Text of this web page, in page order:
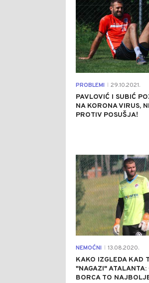
PROBLEMI 29.10.2021.
PAVLOVIĆ I SUBIĆ
NA KORONA VIRUS,
PROTIV POSUŠJA!
NEMOĆNI 13.08.2020.
KAKO IZGLEDA KAD
"NAGAZI" ATALANTA:
BORCA TO